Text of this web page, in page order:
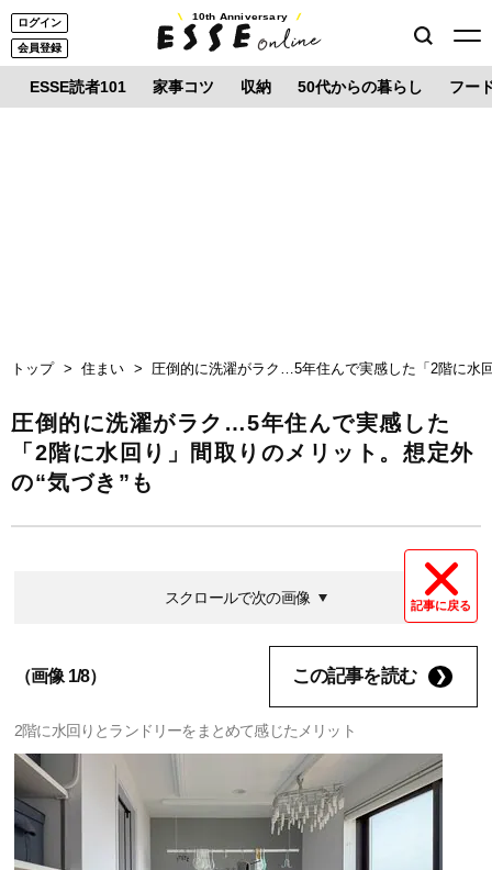
ログイン
会員登録
10th Anniversary
ESSE読者101 家事コツ 収納 50代からの暮らし フー
トップ 住まい 圧倒的に洗濯がラク…5年住んで実感した「2階に水
圧倒的に洗濯がラク…5年住んで実感した
「2階に水回り」間取りのメリット。想定外
の“気づき”も
記事に戻る
スクロールで次の画像
（画像 1/8） この記事を読む
2階に水回りとランドリーをまとめて感じたメリット